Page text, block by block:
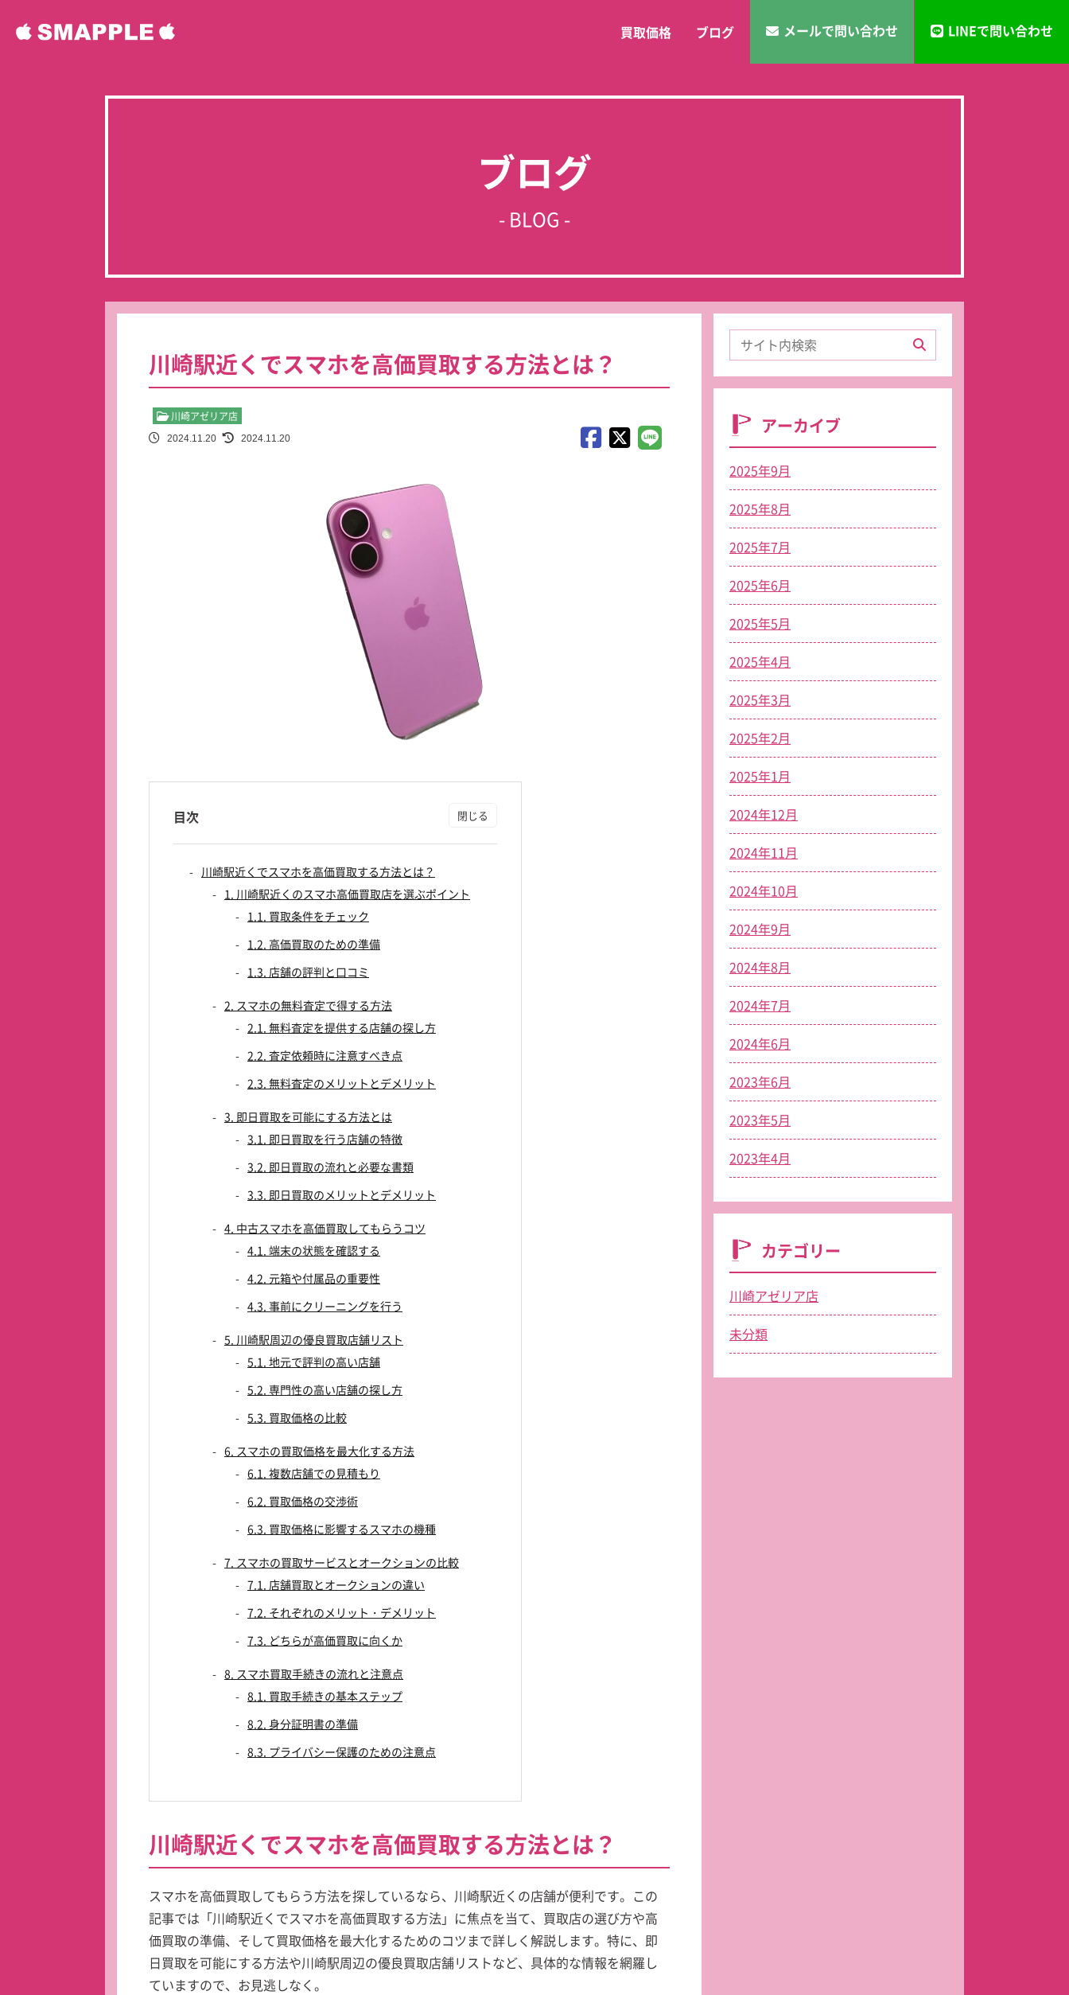
買取価格 ブログ メールで問い合わせ LINEで問い合わせ
ブログ
- BLOG -
川崎駅近くでスマホを高価買取する方法とは？
川崎アゼリア店
2024.11.20 2024.11.20
目次
川崎駅近くでスマホを高価買取する方法とは？
1. 川崎駅近くのスマホ高価買取店を選ぶポイント
1.1. 買取条件をチェック
1.2. 高価買取のための準備
1.3. 店舗の評判と口コミ
2. スマホの無料査定で得する方法
2.1. 無料査定を提供する店舗の探し方
2.2. 査定依頼時に注意すべき点
2.3. 無料査定のメリットとデメリット
3. 即日買取を可能にする方法とは
3.1. 即日買取を行う店舗の特徴
3.2. 即日買取の流れと必要な書類
3.3. 即日買取のメリットとデメリット
4. 中古スマホを高価買取してもらうコツ
4.1. 端末の状態を確認する
4.2. 元箱や付属品の重要性
4.3. 事前にクリーニングを行う
5. 川崎駅周辺の優良買取店舗リスト
5.1. 地元で評判の高い店舗
5.2. 専門性の高い店舗の探し方
5.3. 買取価格の比較
6. スマホの買取価格を最大化する方法
6.1. 複数店舗での見積もり
6.2. 買取価格の交渉術
6.3. 買取価格に影響するスマホの機種
7. スマホの買取サービスとオークションの比較
7.1. 店舗買取とオークションの違い
7.2. それぞれのメリット・デメリット
7.3. どちらが高価買取に向くか
8. スマホ買取手続きの流れと注意点
8.1. 買取手続きの基本ステップ
8.2. 身分証明書の準備
8.3. プライバシー保護のための注意点
川崎駅近くでスマホを高価買取する方法とは？
スマホを高価買取してもらう方法を探しているなら、川崎駅近くの店舗が便利です。この
記事では「川崎駅近くでスマホを高価買取する方法」に焦点を当て、買取店の選び方や高
価買取の準備、そして買取価格を最大化するためのコツまで詳しく解説します。特に、即
日買取を可能にする方法や川崎駅周辺の優良買取店舗リストなど、具体的な情報を網羅し
ていますので、お見逃しなく。
アーカイブ
2025年9月
2025年8月
2025年7月
2025年6月
2025年5月
2025年4月
2025年3月
2025年2月
2025年1月
2024年12月
2024年11月
2024年10月
2024年9月
2024年8月
2024年7月
2024年6月
2023年6月
2023年5月
2023年4月
カテゴリー
川崎アゼリア店
未分類